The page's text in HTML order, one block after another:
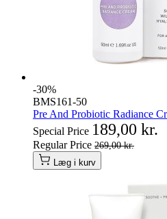
-30%
BMS161-50
Pre And Probiotic Radiance
Special Price 189,00 kr.
Regular Price 269,00 kr.
Læg i kurv